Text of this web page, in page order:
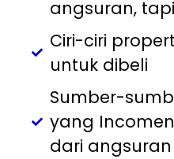
angsuran,
Ciri-ciri
untuk dibeli
Sumber-
yang
dari angsuran